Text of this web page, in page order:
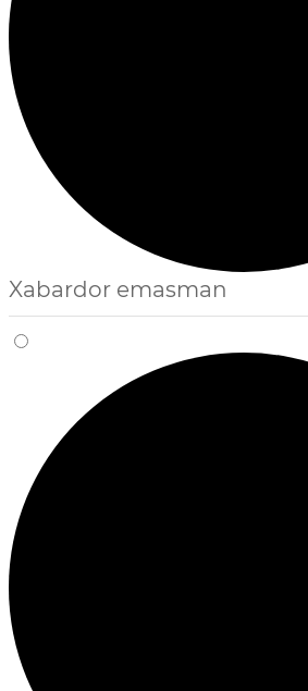
Xabardor emasman